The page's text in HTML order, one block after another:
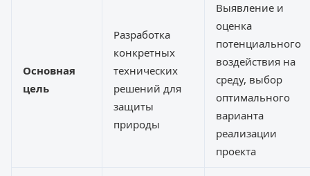
Основная
цель
Разработка
конкретных
технических
решений для
защиты
природы
Выявление и
оценка
потенциального
воздействия на
среду, выбор
оптимального
варианта
реализации
проекта